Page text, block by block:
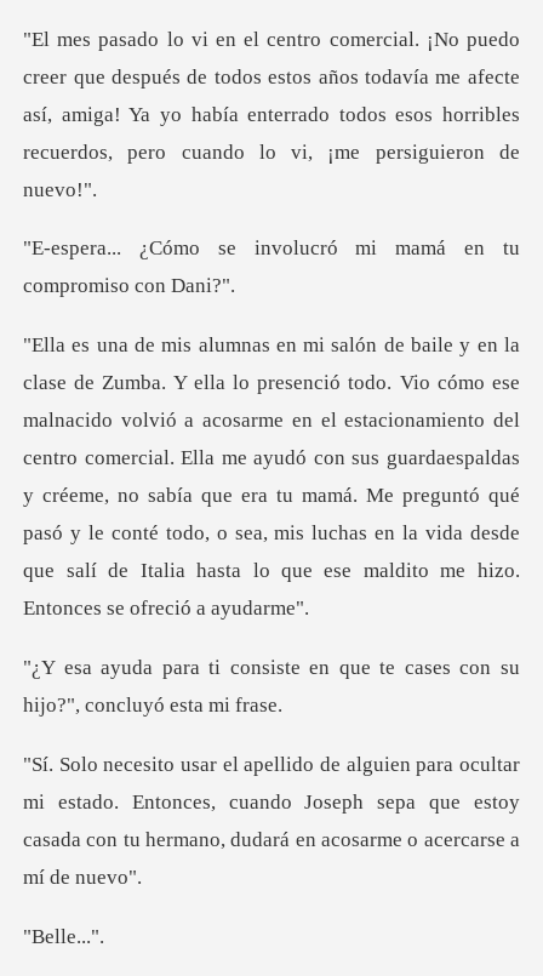
todos estos años todavía me afecte
así, amiga! Ya yo había enterrado todos
nvolucró mi mamá en tu
e en el estacionamiento del
centro comercial. Ella me ayudó con sus guardaespaldas
y créeme, no sabía que era tu mamá. Me preguntó qué
pas
te en que te cases con su
hi
mi estado. Entonces, cuando Joseph sepa que estoy
casada con
le..